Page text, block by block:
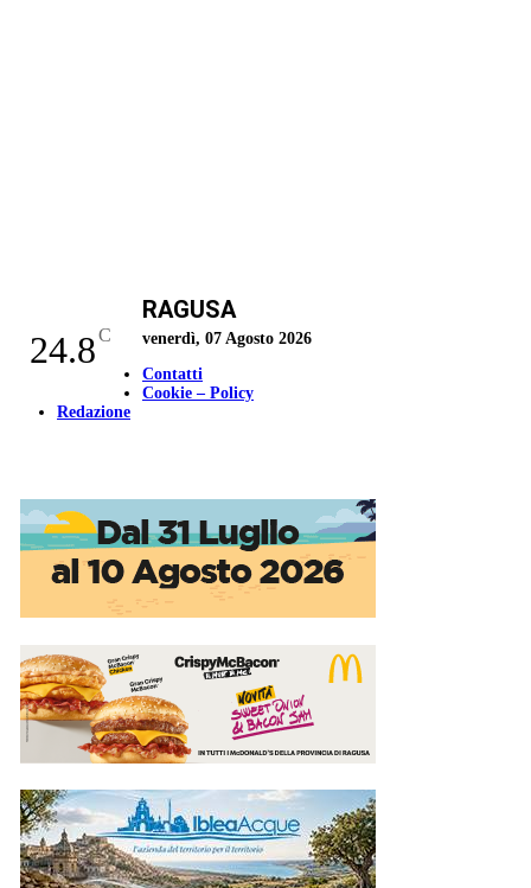
24.8C
RAGUSA
venerdì, 07 Agosto 2026
Contatti
Cookie – Policy
Redazione